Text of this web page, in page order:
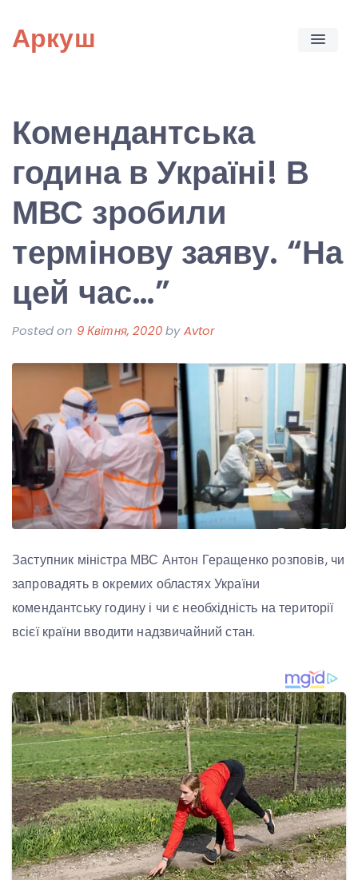
content
Аркуш
Комендантська
година в Україні! В
МВС зробили
термінову заяву. “На
цей час…”
Posted on 9 Квітня, 2020byAvtor
Заступник міністра МВС Антон Геращенко розповів, чи
запровадять в окремих областях України
комендантську годину і чи є необхідність на території
всієї країни вводити надзвичайний стан.